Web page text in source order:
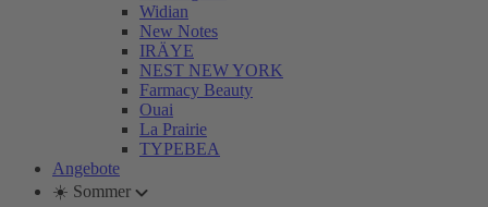
Widian
New Notes
IRÄYE
NEST NEW YORK
Farmacy Beauty
Ouai
La Prairie
TYPEBEA
Angebote
☀️ Sommer